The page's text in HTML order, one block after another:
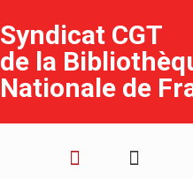
Syndicat CGT
de la
Nationale de